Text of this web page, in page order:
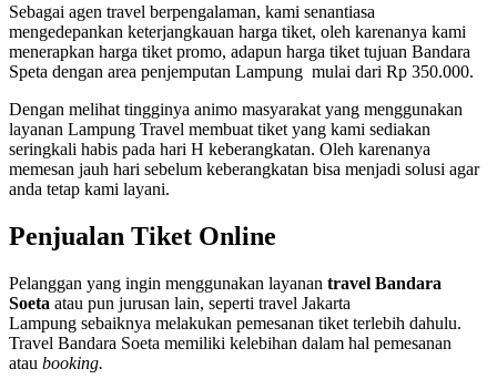
Sebagai agen travel berpengalaman, kami senantiasa
mengedepankan keterjangkauan harga tiket, oleh karenanya kami
menerapkan harga tiket promo, adapun harga tiket tujuan Bandara
Speta dengan area penjemputan Lampung mulai dari Rp 350.000.
Dengan melihat tingginya animo masyarakat yang menggunakan
layanan Lampung Travel membuat tiket yang kami sediakan
seringkali habis pada hari H keberangkatan. Oleh karenanya
memesan jauh hari sebelum keberangkatan bisa menjadi solusi agar
anda tetap kami layani.
Penjualan Tiket Online
Pelanggan yang ingin menggunakan layanan travel Bandara
Soeta atau pun jurusan lain, seperti travel Jakarta
Lampung sebaiknya melakukan pemesanan tiket terlebih dahulu.
Travel Bandara Soeta memiliki kelebihan dalam hal pemesanan
atau booking.